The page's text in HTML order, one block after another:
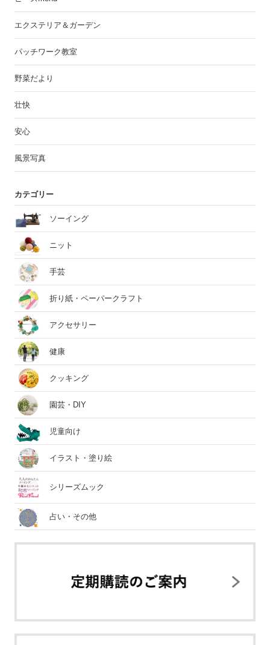
エクステリア＆ガーデン
パッチワーク教室
野菜だより
壮快
安心
風景写真
カテゴリー
ソーイング
ニット
手芸
折り紙・ペーパークラフト
アクセサリー
健康
クッキング
園芸・DIY
児童向け
イラスト・塗り絵
シリーズムック
占い・その他